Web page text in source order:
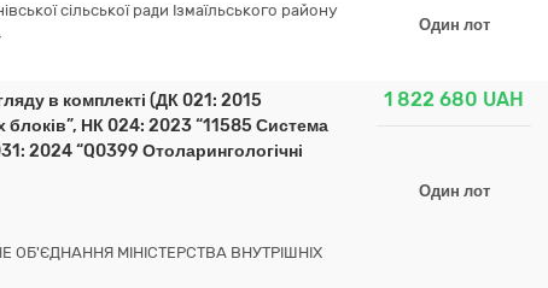
сільської ради Ізмаїльського району
Один лот
в комплекті (ДК 021: 2015
НК 024: 2023 “11585 Система
2024 “Q0399 Отоларингологічні
МІНІСТЕРСТВА ВНУТРІШНІХ
1 822 680 UAH
Один лот